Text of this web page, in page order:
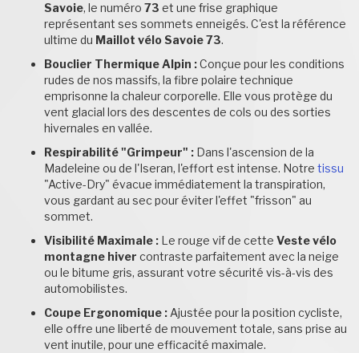
Savoie, le numéro 73 et une frise graphique
représentant ses sommets enneigés. C'est la référence
ultime du Maillot vélo Savoie 73.
Bouclier Thermique Alpin :Conçue pour les conditions
rudes de nos massifs, la fibre polaire technique
emprisonne la chaleur corporelle. Elle vous protège du
vent glacial lors des descentes de cols ou des sorties
hivernales en vallée.
Respirabilité "Grimpeur" : Dans l'ascension de la
Madeleine ou de l'Iseran, l'effort est intense. Notre tissu
"Active-Dry" évacue immédiatement la transpiration,
vous gardant au sec pour éviter l'effet "frisson" au
sommet.
Visibilité Maximale : Le rouge vif de cette Veste vélo
montagne hiver contraste parfaitement avec la neige
ou le bitume gris, assurant votre sécurité vis-à-vis des
automobilistes.
Coupe Ergonomique : Ajustée pour la position cycliste,
elle offre une liberté de mouvement totale, sans prise au
vent inutile, pour une efficacité maximale.